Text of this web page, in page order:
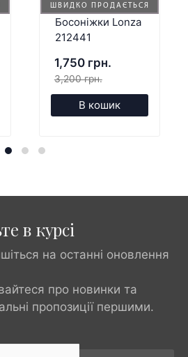
ШВИДКО ПРОДАЄТЬСЯ
Босоніжки Lonza
212441
1,750 грн.
3,200 грн.
В кошик
в курсі
на останні оновлення
про новинки та
пропозиції першими.